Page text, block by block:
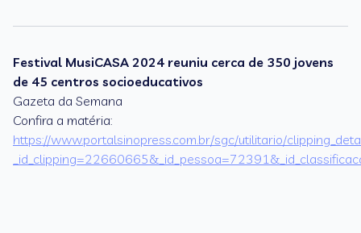
Festival MusiCASA 2024 reuniu cerca de 350 jovens
de 45 centros socioeducativos
Gazeta da Semana
Confira a matéria:
https://www.portalsinopress.com.br/sgc/utilitario/